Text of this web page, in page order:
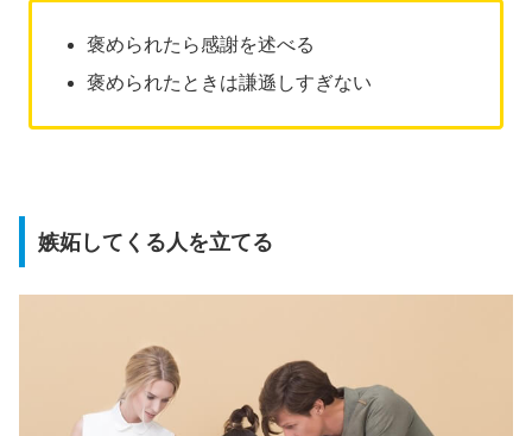
褒められたら感謝を述べる
褒められたときは謙遜しすぎない
嫉妬してくる人を立てる